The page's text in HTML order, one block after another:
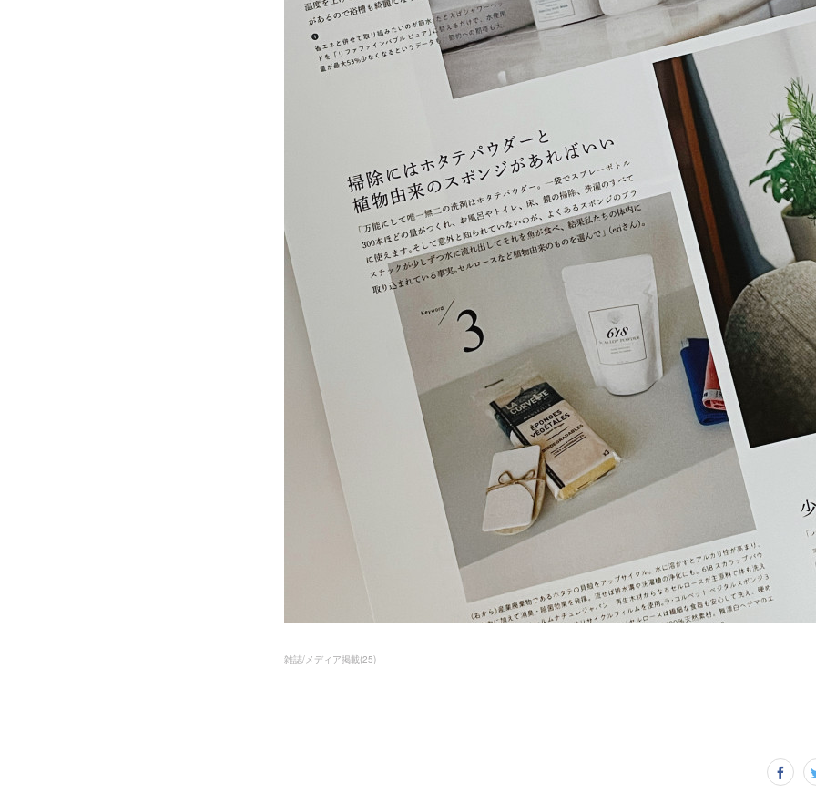
雑誌/メディア掲載(25)